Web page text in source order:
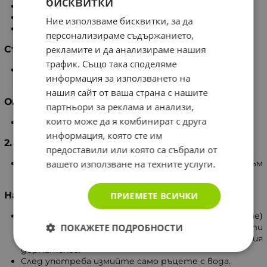
Да се пази от деца.
Да се избягва контакт с очите.
Състав
Aqua, Coco Glucoside, Rosa Damascena Flower Water,
Polyquaternium-37, Oxygen, Lactic Acid.
Опаковка
2. Активен лосион
Acne Out Активен лосион за мазна и склонна към
Начин на употреба
Нанасяйте с напоен памучен тампон (без търкане)
върху засегнатите кожни участъци два пъти
дневно или според инструкциите на Вашия
дерматолог.
След употреба измийте само ръцете с вода.
Ние използваме бисквитки, за да
персонализираме съдържанието,
рекламите и да анализираме нашия
трафик. Също така споделяме
информация за използването на
нашия сайт от ваша страна с нашите
партньори за реклама и анализи,
които може да я комбинират с друга
информация, която сте им
предоставили или която са събрали от
вашето използване на техните услуги.
ПРИЕМЕТЕ ВСИЧКИ
ПОКАЖЕТЕ ПОДРОБНОСТИ